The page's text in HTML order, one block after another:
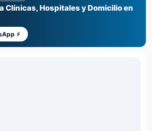
Clínicas, Hospitales y Domicilio en
⚡